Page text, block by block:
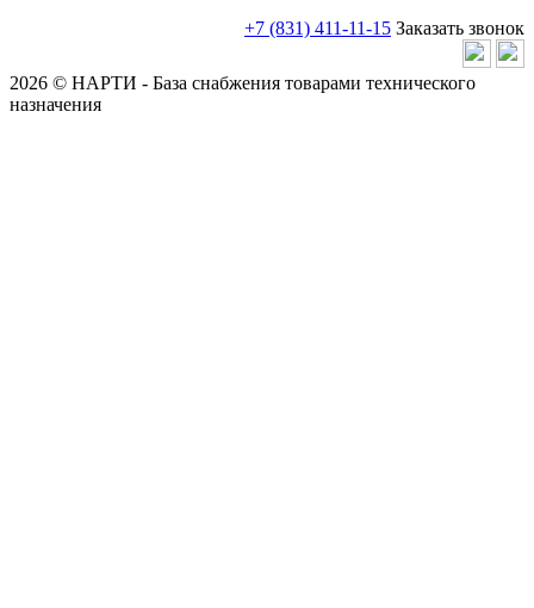
+7 (831) 411-11-15 Заказать звонок
2026 © НАРТИ - База снабжения товарами технического
назначения